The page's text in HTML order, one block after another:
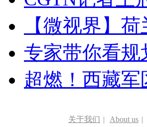
【微视界】
专家带你看规
超燃！西藏
关于我们 | About us |